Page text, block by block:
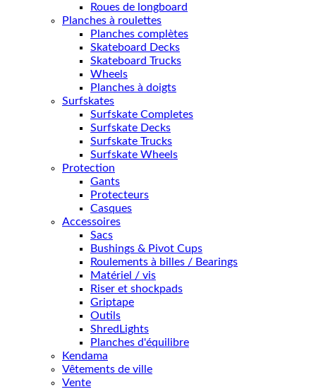
Roues de longboard
Planches à roulettes
Planches complètes
Skateboard Decks
Skateboard Trucks
Wheels
Planches à doigts
Surfskates
Surfskate Completes
Surfskate Decks
Surfskate Trucks
Surfskate Wheels
Protection
Gants
Protecteurs
Casques
Accessoires
Sacs
Bushings & Pivot Cups
Roulements à billes / Bearings
Matériel / vis
Riser et shockpads
Griptape
Outils
ShredLights
Planches d'équilibre
Kendama
Vêtements de ville
Vente